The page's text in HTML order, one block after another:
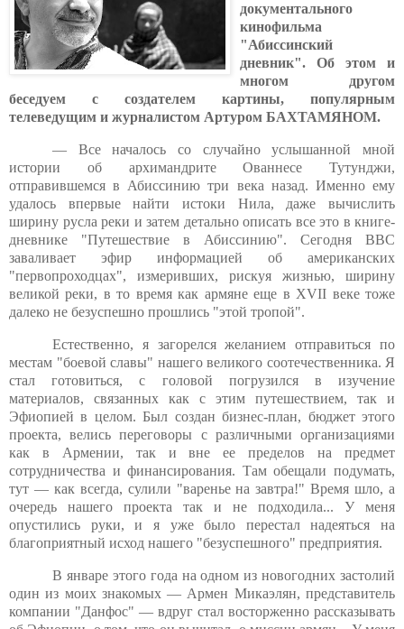
документального
кинофильма
"Абиссинский
дневник". Об этом и
многом другом
беседуем с создателем картины, популярным
телеведущим и журналистом Артуром БАХТАМЯНОМ.
— Все началось со случайно услышанной мной
истории об архимандрите Ованнесе Тутунджи,
отправившемся в Абиссинию три века назад. Именно ему
удалось впервые найти истоки Нила, даже вычислить
ширину русла реки и затем детально описать все это в книге-
дневнике "Путешествие в Абиссинию". Сегодня BBC
заваливает эфир информацией об американских
"первопроходцах", измеривших, рискуя жизнью, ширину
великой реки, в то время как армяне еще в XVII веке тоже
далеко не безуспешно прошлись "этой тропой".
Естественно, я загорелся желанием отправиться по
местам "боевой славы" нашего великого соотечественника. Я
стал готовиться, с головой погрузился в изучение
материалов, связанных как с этим путешествием, так и
Эфиопией в целом. Был создан бизнес-план, бюджет этого
проекта, велись переговоры с различными организациями
как в Армении, так и вне ее пределов на предмет
сотрудничества и финансирования. Там обещали подумать,
тут — как всегда, сулили "варенье на завтра!" Время шло, а
очередь нашего проекта так и не подходила... У меня
опустились руки, и я уже было перестал надеяться на
благоприятный исход нашего "безуспешного" предприятия.
В январе этого года на одном из новогодних застолий
один из моих знакомых — Армен Микаэлян, представитель
компании "Данфос" — вдруг стал восторженно рассказывать